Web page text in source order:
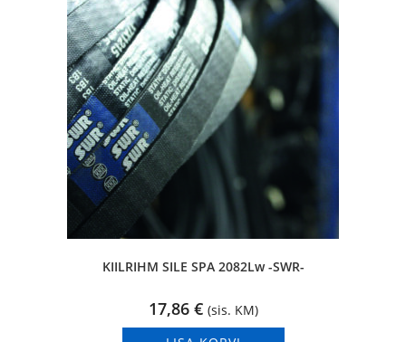
KIILRIHM SILE SPA 2082Lw -SWR-
17,86 € (sis. KM)